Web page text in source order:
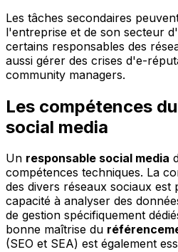
Les tâches secondaires
l'entreprise et de son secteur
certains responsables des
aussi gérer des crises d'e-
community managers.
Les compétences
social media
Un responsable social media
compétences techniques. La
des divers réseaux sociaux est
capacité à analyser des
de gestion spécifiquement
bonne maîtrise du
(SEO et SEA) est également